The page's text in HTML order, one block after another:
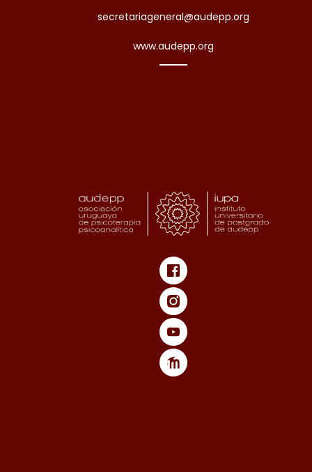
secretariageneral@audepp.org
www.audepp.org